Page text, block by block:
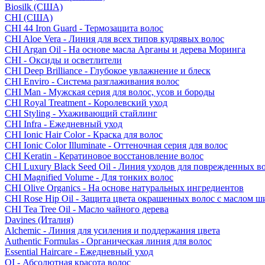
Biosilk (США)
CHI (США)
CHI 44 Iron Guard - Термозащита волос
CHI Aloe Vera - Линия для всех типов кудрявых волос
CHI Argan Oil - На основе масла Арганы и дерева Моринга
CHI - Оксиды и осветлители
CHI Deep Brilliance - Глубокое увлажнение и блеск
CHI Enviro - Система разглаживания волос
CHI Man - Мужская серия для волос, усов и бороды
CHI Royal Treatment - Королевский уход
CHI Styling - Ухаживающий стайлинг
CHI Infra - Ежедневный уход
CHI Ionic Hair Color - Краска для волос
CHI Ionic Color Illuminate - Оттеночная серия для волос
CHI Keratin - Кератиновое восстановление волос
CHI Luxury Black Seed Oil - Линия уходов для поврежденных
CHI Magnified Volume - Для тонких волос
CHI Olive Organics - На основе натуральных ингредиентов
CHI Rose Hip Oil - Защита цвета окрашенных волос с маслом
CHI Tea Tree Oil - Масло чайного дерева
Davines (Италия)
Alchemic - Линия для усиления и поддержания цвета
Authentic Formulas - Органическая линия для волос
Essential Haircare - Eжедневный уход
OI - Абсолютная красота волос